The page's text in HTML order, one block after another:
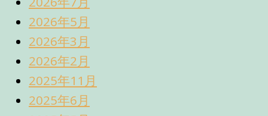
2026年5月
2026年3月
2026年2月
2025年11月
2025年6月